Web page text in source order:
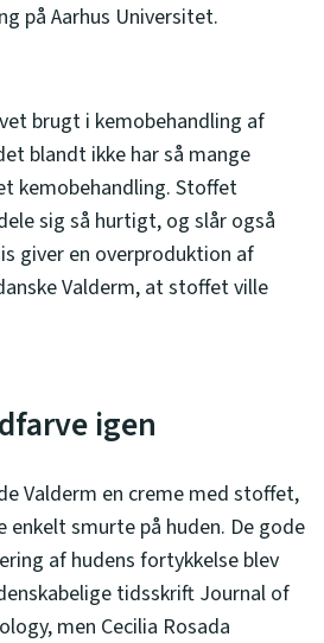
på Aarhus Universitet.
brugt i kemobehandling af
blandt ikke har så mange
kemobehandling. Stoffet
sig så hurtigt, og slår også
giver en overproduktion af
Valderm, at stoffet ville
igen
Valderm en creme med stoffet,
enkelt smurte på huden. De gode
af hudens fortykkelse blev
tidsskrift Journal of
men Cecilia Rosada